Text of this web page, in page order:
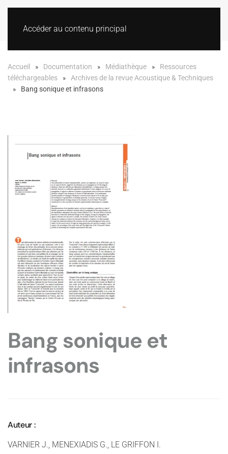
Accéder au contenu principal
Accueil Documentation Médiathèque
Ressources
téléchargeables
Archives de la revue Acoustique & Techniques
Bang sonique et infrasons
Bang sonique et
infrasons
Auteur :
VARNIER J., MENEXIADIS G., LE GRIFFON I.